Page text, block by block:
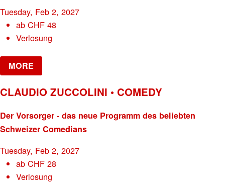
Tuesday, Feb 2, 2027
abCHF 48
Verlosung
MORE
CLAUDIO ZUCCOLINI • COMEDY
Der Vorsorger - das neue Programm des beliebten
Schweizer Comedians
Tuesday, Feb 2, 2027
abCHF 28
Verlosung